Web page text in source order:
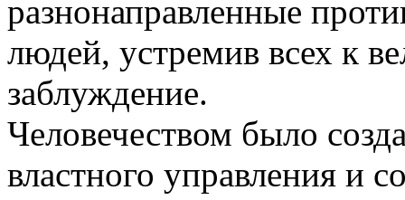
разнонаправленные
людей, устремив всех к
заблуждение.
Человечеством было
властного управления и